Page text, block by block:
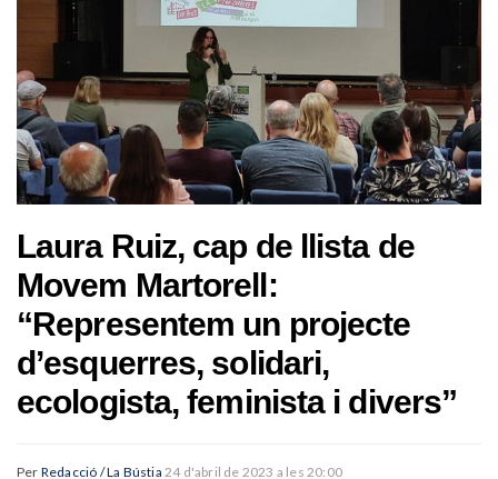
Laura Ruiz, cap de llista de
Movem Martorell:
“Representem un projecte
d’esquerres, solidari,
ecologista, feminista i divers”
Per Redacció / La Bústia 24 d'abril de 2023 a les 20:00